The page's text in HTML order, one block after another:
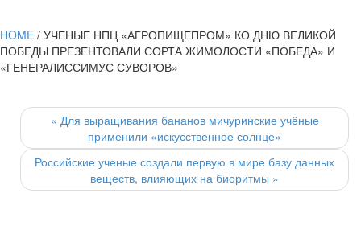
HOME / УЧЕНЫЕ НПЦ «АГРОПИЩЕПРОМ» КО ДНЮ ВЕЛИКОЙ
ПОБЕДЫ ПРЕЗЕНТОВАЛИ СОРТА ЖИМОЛОСТИ «ПОБЕДА» И
«ГЕНЕРАЛИССИМУС СУВОРОВ»
Post
navigation
« Для выращивания бананов мичуринские учёные
применили «искусственное солнце»
Российские ученые создали первую в мире базу данных
веществ, влияющих на биоритмы »